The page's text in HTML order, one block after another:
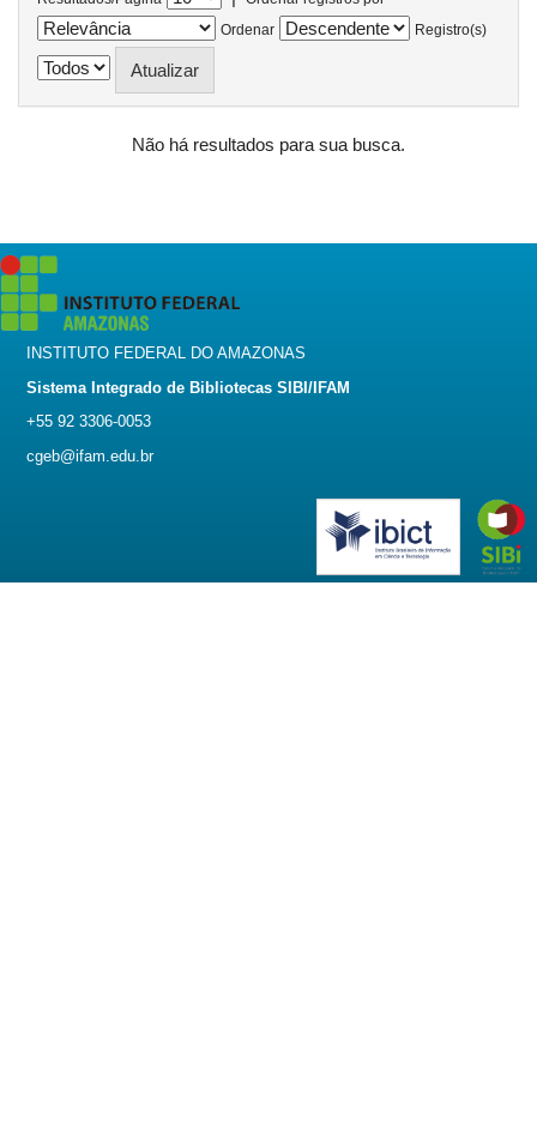
Ordenar
Registro(s)
Não há resultados para sua busca.
INSTITUTO FEDERAL DO AMAZONAS
Sistema Integrado de Bibliotecas SIBI/IFAM
+55 92 3306-0053
cgeb@ifam.edu.br